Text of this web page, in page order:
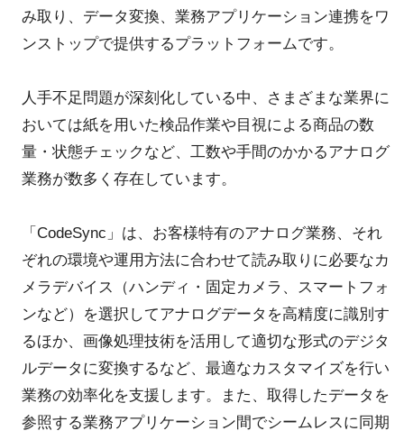
み取り、データ変換、業務アプリケーション連携をワ
ンストップで提供するプラットフォームです。
人手不足問題が深刻化している中、さまざまな業界に
おいては紙を用いた検品作業や目視による商品の数
量・状態チェックなど、工数や手間のかかるアナログ
業務が数多く存在しています。
「CodeSync」は、お客様特有のアナログ業務、それ
ぞれの環境や運用方法に合わせて読み取りに必要なカ
メラデバイス（ハンディ・固定カメラ、スマートフォ
ンなど）を選択してアナログデータを高精度に識別す
るほか、画像処理技術を活用して適切な形式のデジタ
ルデータに変換するなど、最適なカスタマイズを行い
業務の効率化を支援します。また、取得したデータを
参照する業務アプリケーション間でシームレスに同期